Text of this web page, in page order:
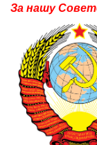
За нашу